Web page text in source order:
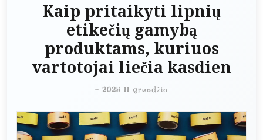
Kaip pritaikyti lipnių
etikečių gamybą
produktams, kuriuos
vartotojai liečia kasdien
- 2025 11 gruodžio